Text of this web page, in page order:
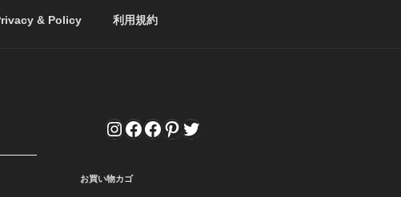
& Policy 利用規約
Instagram
Facebook
Facebook
Pinterest
Twitter
お買い物カゴ